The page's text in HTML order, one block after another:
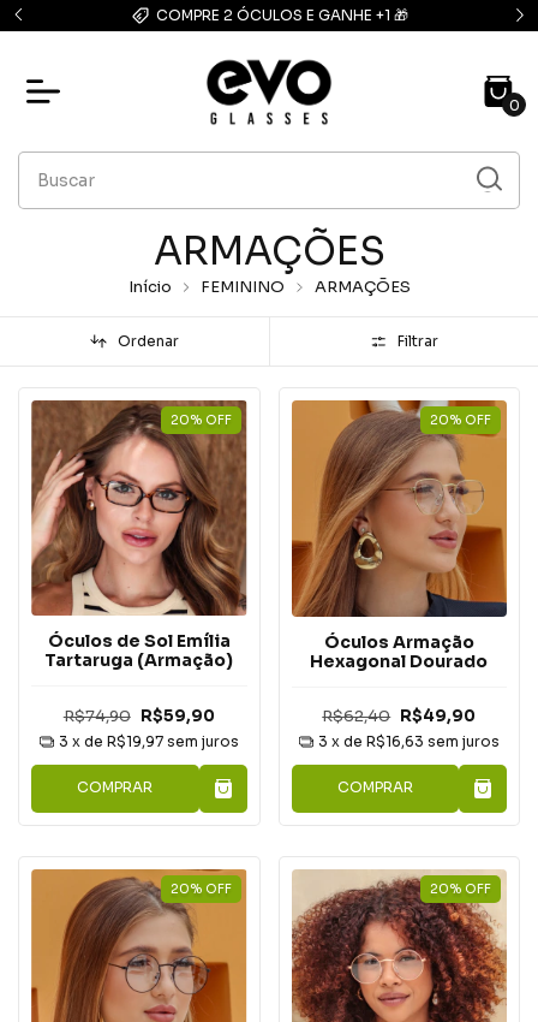
COMPRE 2 ÓCULOS E GANHE +1 🎁
0
ARMAÇÕES
Início FEMININO ARMAÇÕES
Ordenar Filtrar
20% OFF
Óculos de Sol Emília
Tartaruga (Armação)
R$74,90 R$59,90
3 x de R$19,97 sem juros
COMPRAR
20% OFF
Óculos Armação
Hexagonal Dourado
R$62,40 R$49,90
3 x de R$16,63 sem juros
COMPRAR
20% OFF 20% OFF